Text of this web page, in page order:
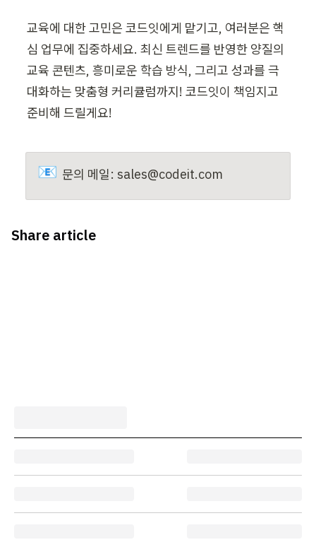
교육에 대한 고민은 코드잇에게 맡기고, 여러분은 핵
심 업무에 집중하세요. 최신 트렌드를 반영한 양질의
교육 콘텐츠, 흥미로운 학습 방식, 그리고 성과를 극
대화하는 맞춤형 커리큘럼까지! 코드잇이 책임지고
준비해 드릴게요!
📧 문의 메일: sales@codeit.com
Share article